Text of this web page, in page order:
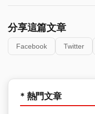
分享這篇文章
Facebook Twitter
* 熱門文章